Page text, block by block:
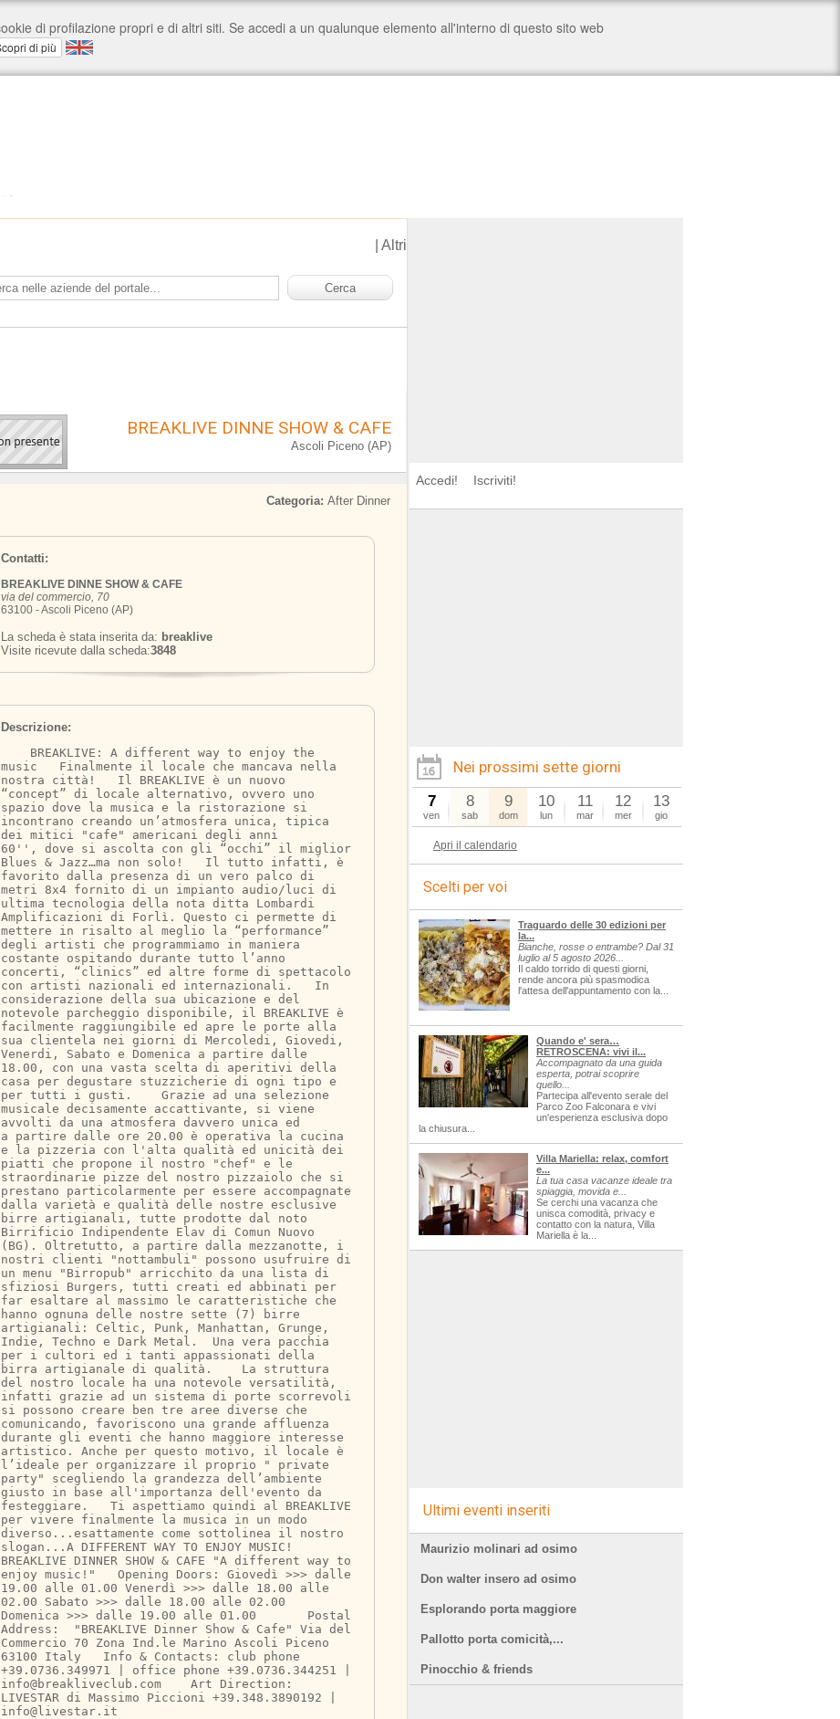
Altri
BREAKLIVE DINNE SHOW & CAFE
Ascoli Piceno (AP)
Categoria: After Dinner
Contatti:
BREAKLIVE DINNE SHOW & CAFE
via del commercio, 70
63100 - Ascoli Piceno (AP)
La scheda è stata inserita da: breaklive
Visite ricevute dalla scheda:3848
Descrizione:
BREAKLIVE: A different way to enjoy the
music   Finalmente il locale che mancava nella
nostra città!   Il BREAKLIVE è un nuovo
“concept” di locale alternativo, ovvero uno
spazio dove la musica e la ristorazione si
incontrano creando un’atmosfera unica, tipica
dei mitici "cafe" americani degli anni
60'', dove si ascolta con gli “occhi” il miglior
Blues & Jazz…ma non solo!   Il tutto infatti, è
favorito dalla presenza di un vero palco di
metri 8x4 fornito di un impianto audio/luci di
ultima tecnologia della nota ditta Lombardi
Amplificazioni di Forlì. Questo ci permette di
mettere in risalto al meglio la “performance”
degli artisti che programmiamo in maniera
costante ospitando durante tutto l’anno
concerti, “clinics” ed altre forme di spettacolo
con artisti nazionali ed internazionali.   In
considerazione della sua ubicazione e del
notevole parcheggio disponibile, il BREAKLIVE è
facilmente raggiungibile ed apre le porte alla
sua clientela nei giorni di Mercoledi, Giovedi,
Venerdi, Sabato e Domenica a partire dalle
18.00, con una vasta scelta di aperitivi della
casa per degustare stuzzicherie di ogni tipo e
per tutti i gusti.    Grazie ad una selezione
musicale decisamente accattivante, si viene
avvolti da una atmosfera davvero unica ed
a partire dalle ore 20.00 è operativa la cucina
e la pizzeria con l'alta qualità ed unicità dei
piatti che propone il nostro "chef" e le
straordinarie pizze del nostro pizzaiolo che si
prestano particolarmente per essere accompagnate
dalla varietà e qualità delle nostre esclusive
birre artigianali, tutte prodotte dal noto
Birrificio Indipendente Elav di Comun Nuovo
(BG). Oltretutto, a partire dalla mezzanotte, i
nostri clienti "nottambuli" possono usufruire di
un menu "Birropub" arricchito da una lista di
sfiziosi Burgers, tutti creati ed abbinati per
far esaltare al massimo le caratteristiche che
hanno ognuna delle nostre sette (7) birre
artigianali: Celtic, Punk, Manhattan, Grunge,
Indie, Techno e Dark Metal.  Una vera pacchia
per i cultori ed i tanti appassionati della
birra artigianale di qualità.    La struttura
del nostro locale ha una notevole versatilità,
infatti grazie ad un sistema di porte scorrevoli
si possono creare ben tre aree diverse che
comunicando, favoriscono una grande affluenza
durante gli eventi che hanno maggiore interesse
artistico. Anche per questo motivo, il locale è
l’ideale per organizzare il proprio " private
party" scegliendo la grandezza dell’ambiente
giusto in base all'importanza dell'evento da
festeggiare.   Ti aspettiamo quindi al BREAKLIVE
per vivere finalmente la musica in un modo
diverso...esattamente come sottolinea il nostro
slogan...A DIFFERENT WAY TO ENJOY MUSIC!
BREAKLIVE DINNER SHOW & CAFE "A different way to
enjoy music!"   Opening Doors: Giovedì >>> dalle
19.00 alle 01.00 Venerdì >>> dalle 18.00 alle
02.00 Sabato >>> dalle 18.00 alle 02.00
Domenica >>> dalle 19.00 alle 01.00       Postal
Address:  "BREAKLIVE Dinner Show & Cafe" Via del
Commercio 70 Zona Ind.le Marino Ascoli Piceno
63100 Italy   Info & Contacts: club phone
+39.0736.349971 | office phone +39.0736.344251 |
info@breakliveclub.com    Art Direction:
LIVESTAR di Massimo Piccioni +39.348.3890192 |
info@livestar.it
Accedi! Iscriviti!
Nei prossimi sette giorni
7
ven
8
sab
9
dom
10
lun
11
mar
12
mer
13
gio
Apri il calendario
Scelti per voi
Traguardo delle 30 edizioni per
la...
Bianche, rosse o entrambe? Dal 31
luglio al 5 agosto 2026...
Il caldo torrido di questi giorni,
rende ancora più spasmodica
l'attesa dell'appuntamento con la...
Quando e' sera…
RETROSCENA: vivi il...
Accompagnato da una guida
esperta, potrai scoprire
quello...
Partecipa all'evento serale del
Parco Zoo Falconara e vivi
un'esperienza esclusiva dopo
la chiusura...
Villa Mariella: relax, comfort
e...
La tua casa vacanze ideale tra
spiaggia, movida e...
Se cerchi una vacanza che
unisca comodità, privacy e
contatto con la natura, Villa
Mariella è la...
Ultimi eventi inseriti
Maurizio molinari ad osimo
Don walter insero ad osimo
Esplorando porta maggiore
Pallotto porta comicità,...
Pinocchio & friends